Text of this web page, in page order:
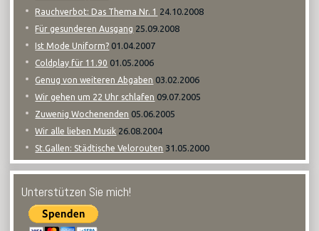
Rauchverbot: Das Thema Nr. 1 24.10.2008
Für gesunderen Ausgang 25.09.2008
Ist Mode Uniform? 01.04.2007
Coldplay für 11.90 01.05.2006
Genug von weiteren Abgaben 03.02.2006
Wir gehen um 22 Uhr schlafen 09.07.2005
Zuwenig Wochenenden 05.06.2005
Wir alle lieben Musik 26.08.2004
St.Gallen: Städtische Velorouten 31.05.2000
Unterstützen Sie mich!